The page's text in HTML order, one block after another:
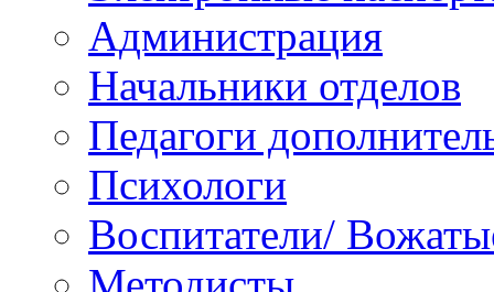
Администрация
Начальники отделов
Педагоги
Психологи
Воспитатели/